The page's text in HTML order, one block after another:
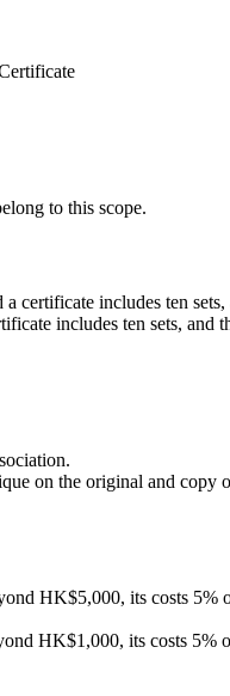
to this scope.
certificate includes ten
includes ten sets, and
on the original and copy
HK$5,000, its costs 5%
HK$1,000, its costs 5%